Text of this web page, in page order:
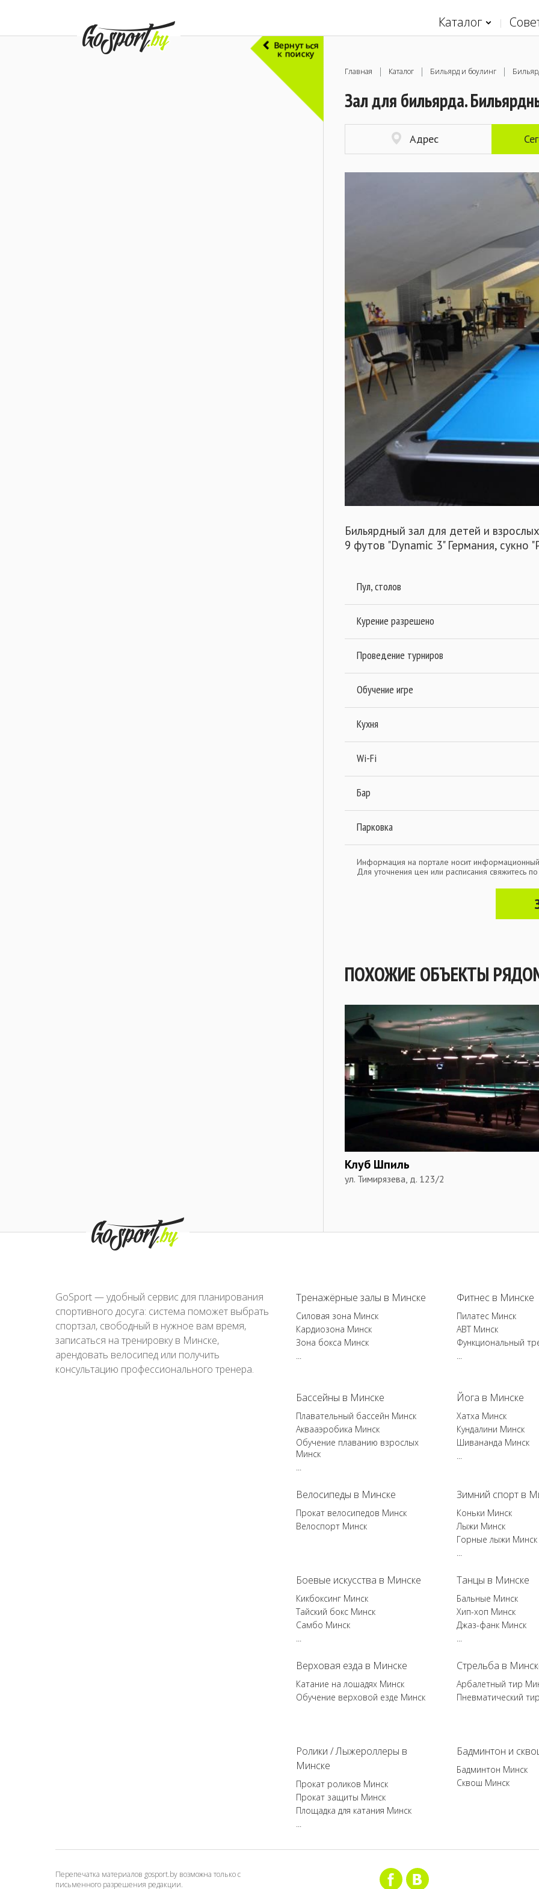
Каталог
Вернуться
к поиску
Главная Каталог Бильярд и боулинг
Зал для бильярда.
Адрес
Бильярдный зал для детей и
9 футов "Dynamic 3" Германия, сукно
Пул, столов
Курение разрешено
Проведение турниров
Обучение игре
Кухня
Wi-Fi
Бар
Парковка
Информация на портале носит
Для уточнения цен или расписания свяжитесь
ПОХОЖИЕ ОБЪЕКТЫ
Клуб Шпиль
ул. Тимирязева, д. 123/2
GoSport — удобный сервис для планирования
спортивного досуга: система поможет выбрать
спортзал, свободный в нужное вам время,
записаться на тренировку в Минске,
арендовать велосипед или получить
консультацию профессионального тренера.
Тренажёрные залы в Минске
Силовая зона Минск
Кардиозона Минск
Зона бокса Минск
...
Фитнес в Минске
Пилатес Минск
ABT Минск
Функциональный
...
Бассейны в Минске
Плавательный бассейн Минск
Аквааэробика Минск
Обучение плаванию взрослых
Минск
...
Йога в Минске
Хатха Минск
Кундалини Минск
Шивананда Минск
...
Велосипеды в Минске
Прокат велосипедов Минск
Велоспорт Минск
Зимний спорт в
Коньки Минск
Лыжи Минск
Горные лыжи Минск
...
Боевые искусства в Минске
Кикбоксинг Минск
Тайский бокс Минск
Самбо Минск
...
Танцы в Минске
Бальные Минск
Хип-хоп Минск
Джаз-фанк Минск
...
Верховая езда в Минске
Катание на лошадях Минск
Обучение верховой езде Минск
Стрельба в
Арбалетный тир
Пневматический
Ролики / Лыжероллеры в
Минске
Прокат роликов Минск
Прокат защиты Минск
Площадка для катания Минск
...
Бадминтон и
Бадминтон Минск
Сквош Минск
Перепечатка материалов gosport.by возможна только с
письменного разрешения редакции.